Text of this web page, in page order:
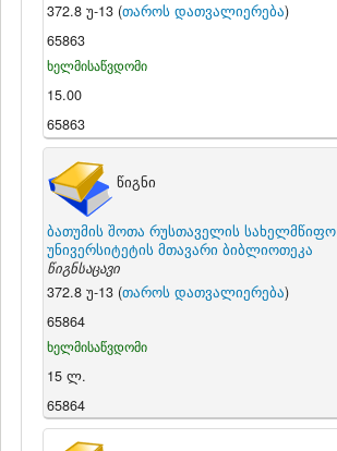
372.8 უ-13 (თაროს დათვალიერება)
65863
ხელმისაწვდომი
15.00
65863
წიგნი
ბათუმის შოთა რუსთაველის სახელმწიფო
უნივერსიტეტის მთავარი ბიბლიოთეკა
წიგნსაცავი
372.8 უ-13 (თაროს დათვალიერება)
65864
ხელმისაწვდომი
15 ლ.
65864